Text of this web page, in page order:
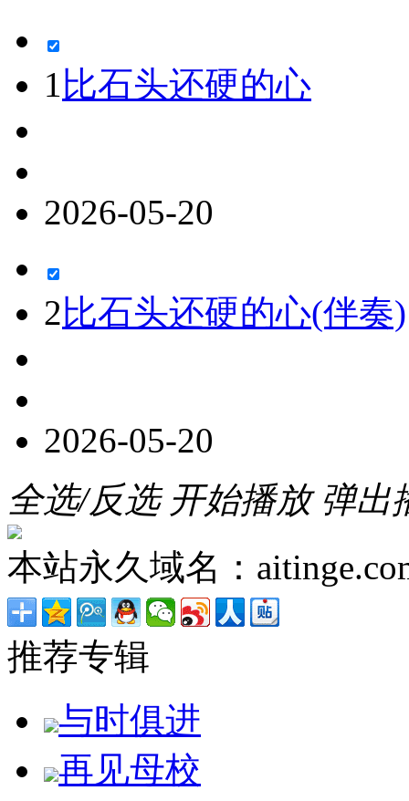
1 比石头还硬的心
2026-05-20
2比石头还硬的心(伴奏)
2026-05-20
全选/反选 开始播放 弹出
本站永久域名：
推荐专辑
与时俱进
再见母校